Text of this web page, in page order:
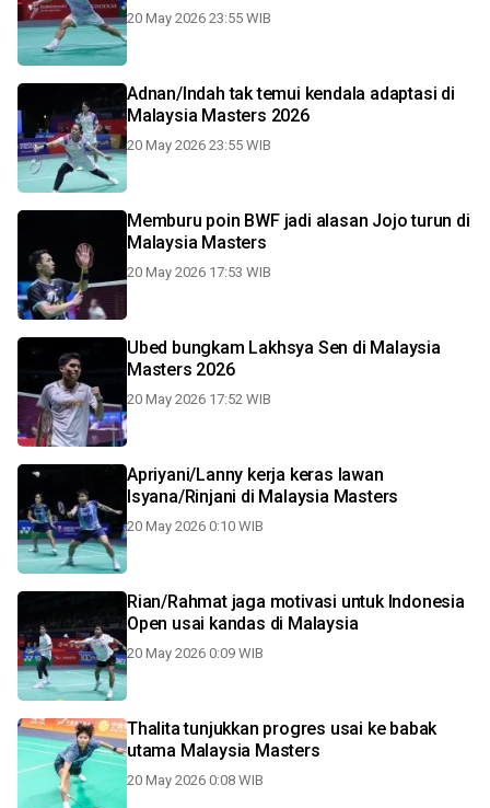
20 May 2026 23:55 WIB
Adnan/Indah tak temui kendala adaptasi di
Malaysia Masters 2026
20 May 2026 23:55 WIB
Memburu poin BWF jadi alasan Jojo turun di
Malaysia Masters
20 May 2026 17:53 WIB
Ubed bungkam Lakhsya Sen di Malaysia
Masters 2026
20 May 2026 17:52 WIB
Apriyani/Lanny kerja keras lawan
Isyana/Rinjani di Malaysia Masters
20 May 2026 0:10 WIB
Rian/Rahmat jaga motivasi untuk Indonesia
Open usai kandas di Malaysia
20 May 2026 0:09 WIB
Thalita tunjukkan progres usai ke babak
utama Malaysia Masters
20 May 2026 0:08 WIB